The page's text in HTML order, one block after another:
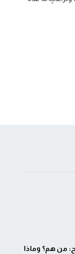
من هم؟ وماذا